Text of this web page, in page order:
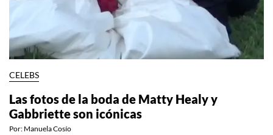
CELEBS
Las fotos de la boda de Matty Healy y
Gabbriette son icónicas
Por: Manuela Cosío